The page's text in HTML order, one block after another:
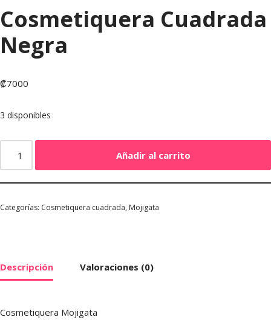
Cosmetiquera Cuadrada
Negra
₡7000
3 disponibles
Añadir al carrito
Categorías: Cosmetiquera cuadrada, Mojigata
Descripción Valoraciones (0)
Cosmetiquera Mojigata